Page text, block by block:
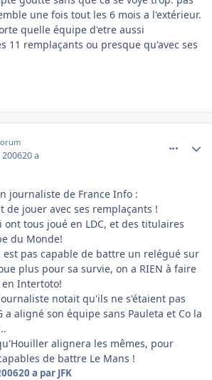
une fois tout les 6 mois a l'extérieur.
quelle équipe d'etre aussi
11 remplaçants ou presque qu'avec ses
200620 a
journaliste de France Info :
de jouer avec ses remplaçants !
ont tous joué en LDC, et des titulaires
du Monde!
est pas capable de battre un relégué sur
plus pour sa survie, on a RIEN à faire
en Intertoto!
notait qu'ils ne s'étaient pas
a aligné son équipe sans Pauleta et Co la
alignera les mêmes, pour
de battre Le Mans !
20 a par JFK